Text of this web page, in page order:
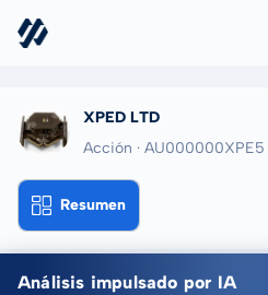
XPED LTD
Acción · AU000000XPE5
Resumen
Análisis impulsado por IA